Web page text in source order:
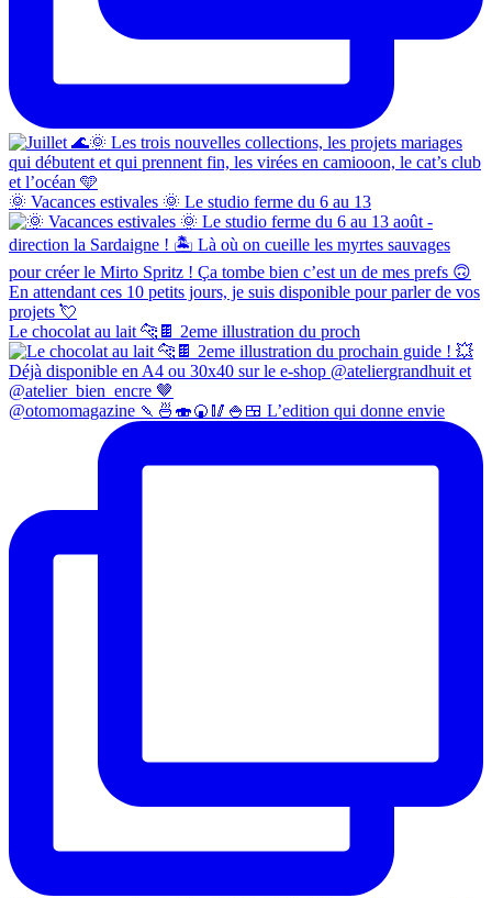
🌞 Vacances estivales 🌞 Le studio ferme du 6 au 13
Le chocolat au lait 🐆🍫 2eme illustration du proch
@otomomagazine 🍡🍜🍣🍘🥢🍚🍱 L’edition qui donne envie